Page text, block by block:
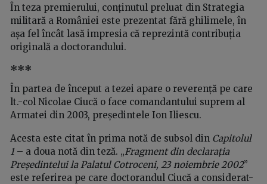
În teza premierului, conținutul preluat din Strategia
militară a României este prezentat fără ghilimele, în
așa fel încât lasă impresia că reprezintă contribuția
originală a doctorandului.
***
În partea de început a tezei apare o reverență pe care
lt.-col Nicolae Ciucă o face comandantului suprem al
Armatei din 2003, președintele Ion Iliescu.
Acesta este citat în prima notă de subsol din Capitolul
1 – a doua notă din teză. „Fragment din declarația
Președintelui la Palatul Cotroceni, 23 noiembrie 2002”
este referirea pe care doctorandul Ciucă a considerat-